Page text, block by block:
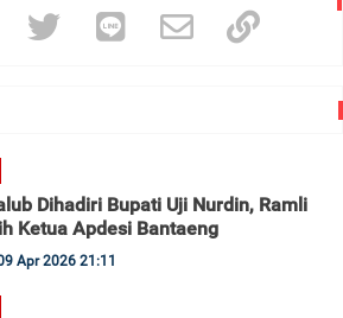
Dihadiri Bupati Uji Nurdin, Ramli
Ketua Apdesi Bantaeng
Apr 2026 21:11